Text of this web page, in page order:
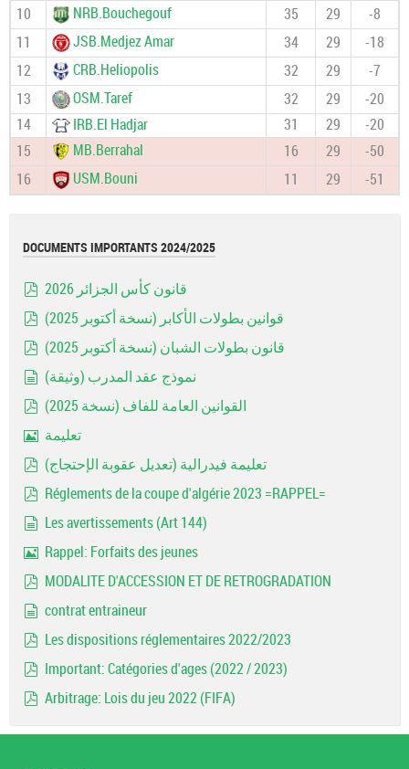
10 NRB.Bouchegouf 35 29
-8
11
JSB.Medjez Amar 34 29
-18
12
CRB.Heliopolis 32 29
-7
13
OSM.Taref 32 29
-20
14
IRB.El Hadjar 31 29
-20
15
MB.Berrahal 16 29
-50
16
USM.Bouni 11 29 -51
DOCUMENTS IMPORTANTS 2024/2025
قانون كأس الجزائر 2026
قوانين بطولات الأكابر (نسخة أكتوبر 2025)
قانون بطولات الشبان (نسخة أكتوبر 2025)
نموذج عقد المدرب (وثيقة)
القوانين العامة للفاف (نسخة 2025)
تعليمة
تعليمة فيدرالية (تعديل عقوبة الإحتجاج)
Réglements de la coupe d'algérie 2023 =RAPPEL=
Les avertissements (Art 144)
Rappel: Forfaits des jeunes
MODALITE D'ACCESSION ET DE RETROGRADATION
contrat entraineur
Les dispositions réglementaires 2022/2023
Important: Catégories d'ages (2022 / 2023)
Arbitrage: Lois du jeu 2022 (FIFA)